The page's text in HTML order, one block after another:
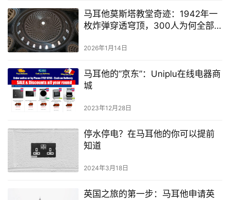
马耳他莫斯塔教堂奇迹：1942年一
枚炸弹穿透穹顶，300人为何全部
2026年1月14日
马耳他的”京东”：Uniplu在线电器商
城
2023年12月28日
停水停电？在马耳他的你可以提前
知道
2024年3月18日
英国之旅的第一步：马耳他申请英